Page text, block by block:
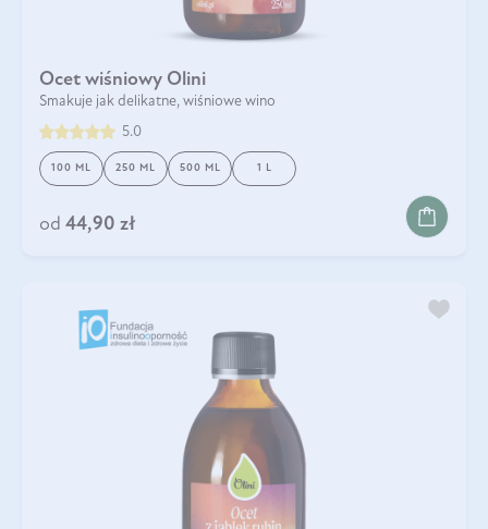
Ocet wiśniowy Olini
Smakuje jak delikatne, wiśniowe wino
5.0
100 ML 250 ML 500 ML 1 L
od 44,90 zł